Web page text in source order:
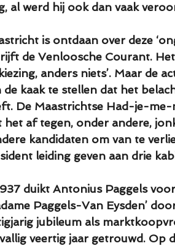
al werd hij ook dan vaak
is ontdaan over deze
de Venloosche Courant.
anders niets’. Maar de
de kaak te stellen dat het
De Maastrichtse Had-je-
het af tegen, onder andere,
kandidaten om van te
leiding geven aan drie
duikt Antonius Paggels
Paggels-Van Eysden’
jubileum als
veertig jaar getrouwd. Op